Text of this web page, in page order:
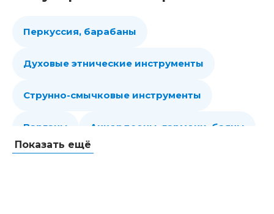
Перкуссия, барабаны
Духовые этнические инструменты
Струнно-смычковые инструменты
Варганы Аккордеоны, гармони, баяны
Показать ещё